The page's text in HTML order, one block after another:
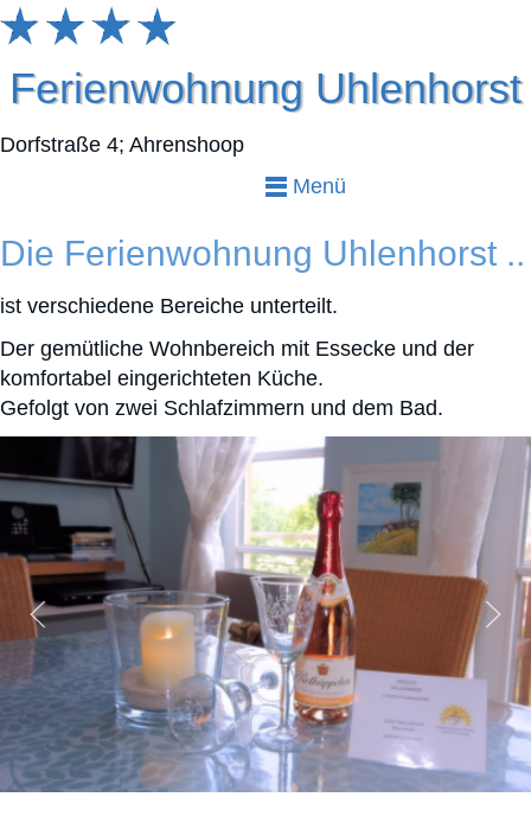
Ferienwohnung Uhlenhorst
Dorfstraße 4; Ahrenshoop
Menü
Die Ferienwohnung Uhlenhorst ..
ist verschiedene Bereiche unterteilt.
Der gemütliche Wohnbereich mit Essecke und der
komfortabel eingerichteten Küche.
Gefolgt von zwei Schlafzimmern und dem Bad.